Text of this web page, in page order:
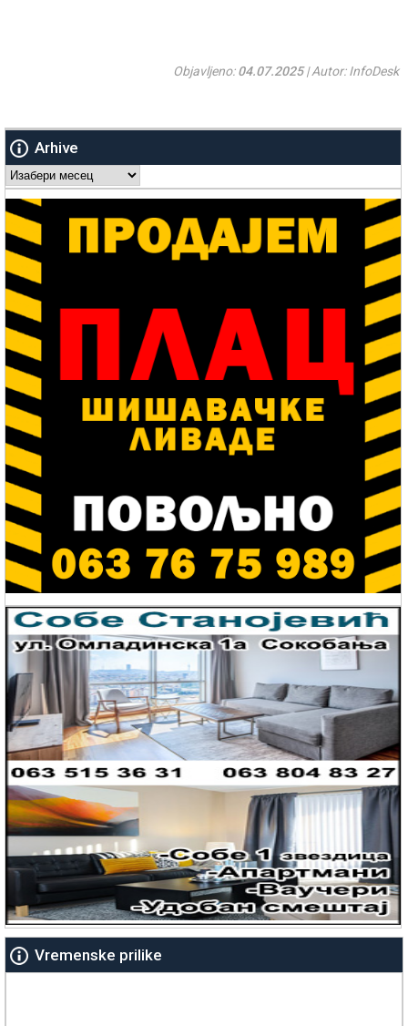
Objavljeno:04.07.2025| Autor: InfoDesk
Arhive
Arhive
Vremenske prilike